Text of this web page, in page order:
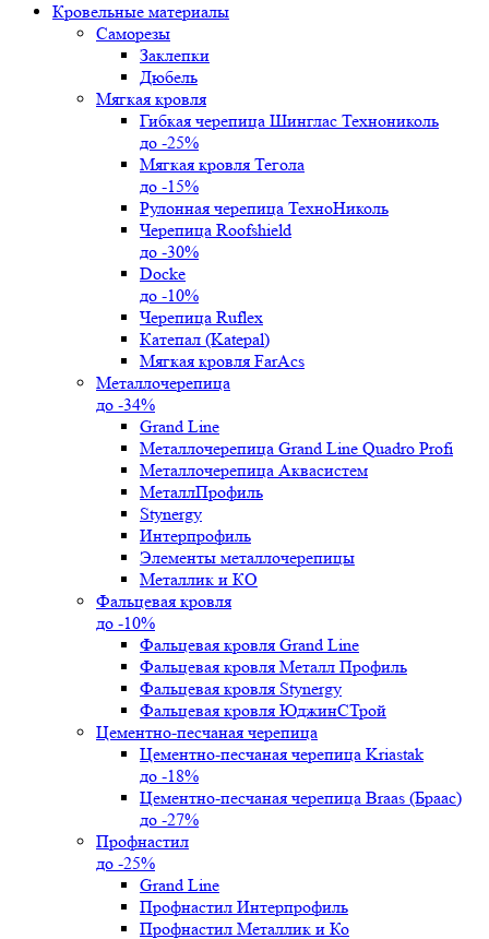
Кровельные материалы
Саморезы
Заклепки
Дюбель
Мягкая кровля
Гибкая черепица Шинглас Технониколь
до -25%
Мягкая кровля Тегола
до -15%
Рулонная черепица ТехноНиколь
Черепица Roofshield
до -30%
Docke
до -10%
Черепица Ruflex
Катепал (Katepal)
Мягкая кровля FarAcs
Металлочерепица
до -34%
Grand Line
Металлочерепица Grand Line Quadro Profi
Металлочерепица Аквасистем
МеталлПрофиль
Stynergy
Интерпрофиль
Элементы металлочерепицы
Металлик и КО
Фальцевая кровля
до -10%
Фальцевая кровля Grand Line
Фальцевая кровля Металл Профиль
Фальцевая кровля Stynergy
Фальцевая кровля ЮджинСТрой
Цементно-песчаная черепица
Цементно-песчаная черепица Kriastak
до -18%
Цементно-песчаная черепица Braas (Браас)
до -27%
Профнастил
до -25%
Grand Line
Профнастил Интерпрофиль
Профнастил Металлик и Ко